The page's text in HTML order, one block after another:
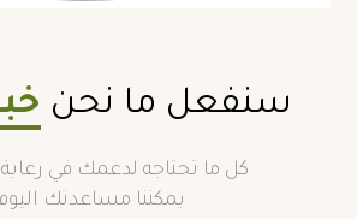
سنفعل ما نحن
كل ما تحتاجه لدعمك في رعاية
يمكننا مساعدتك